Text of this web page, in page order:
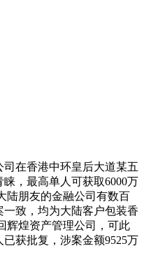
在香港中环皇后大道某五
，最高单人可获取6000万
陆朋友的金融公司有数百
致，均为大陆客户包装香
辉煌资产管理公司，可此
获批复，涉案金额9525万